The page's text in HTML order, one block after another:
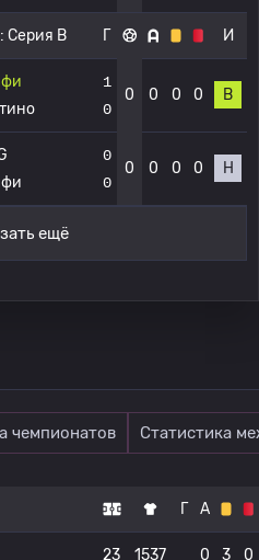
Серия B Г И
1
0
0 0 0 0 В
0
0
0 0 0 0 Н
ещё
чемпионатов Статистика
Г А
23 1537 0 3 0